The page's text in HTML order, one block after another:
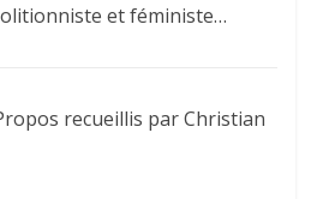
et féministe…
recueillis par Christian